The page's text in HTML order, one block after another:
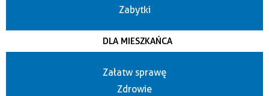
Zabytki
DLA MIESZKAŃCA
Załatw sprawę
Zdrowie